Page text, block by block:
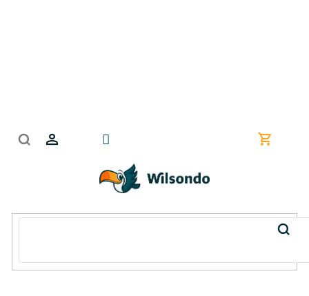
Nákupní